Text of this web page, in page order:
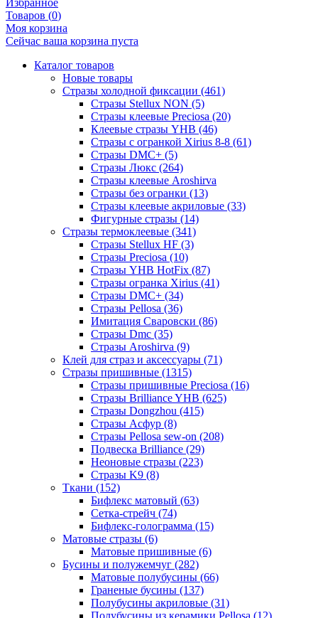
Избранное
Товаров (0)
Моя корзина
Сейчас ваша корзина пуста
Каталог товаров
Новые товары
Стразы холодной фиксации (461)
Стразы Stellux NON (5)
Стразы клеевые Preciosa (20)
Клеевые стразы YHB (46)
Стразы с огранкой Xirius 8-8 (61)
Стразы DMC+ (5)
Стразы Люкс (264)
Стразы клеевые Aroshirva
Стразы без огранки (13)
Стразы клеевые акриловые (33)
Фигурные стразы (14)
Стразы термоклеевые (341)
Стразы Stellux HF (3)
Стразы Preciosa (10)
Стразы YHB HotFix (87)
Стразы огранка Xirius (41)
Стразы DMC+ (34)
Стразы Pellosa (36)
Имитация Сваровски (86)
Стразы Dmc (35)
Стразы Aroshirva (9)
Клей для страз и аксессуары (71)
Стразы пришивные (1315)
Стразы пришивные Preciosa (16)
Стразы Brilliance YHB (625)
Стразы Dongzhou (415)
Стразы Асфур (8)
Стразы Pellosa sew-on (208)
Подвеска Brilliance (29)
Неоновые стразы (223)
Стразы K9 (8)
Ткани (152)
Бифлекс матовый (63)
Сетка-стрейч (74)
Бифлекс-голограмма (15)
Матовые стразы (6)
Матовые пришивные (6)
Бусины и полужемчуг (282)
Матовые полубусины (66)
Граненые бусины (137)
Полубусины акриловые (31)
Полубусины из керамики Pellosa (12)